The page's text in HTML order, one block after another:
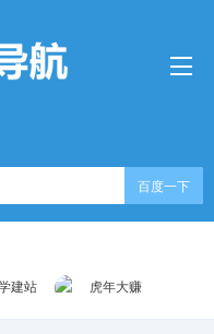
百度一下
建站 虎年大赚